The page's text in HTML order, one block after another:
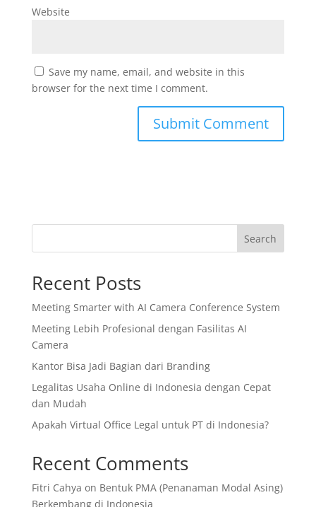
Website
Save my name, email, and website in this
browser for the next time I comment.
Search
Recent Posts
Meeting Smarter with AI Camera Conference System
Meeting Lebih Profesional dengan Fasilitas AI
Camera
Kantor Bisa Jadi Bagian dari Branding
Legalitas Usaha Online di Indonesia dengan Cepat
dan Mudah
Apakah Virtual Office Legal untuk PT di Indonesia?
Recent Comments
Fitri Cahya on Bentuk PMA (Penanaman Modal Asing)
Berkembang di Indonesia